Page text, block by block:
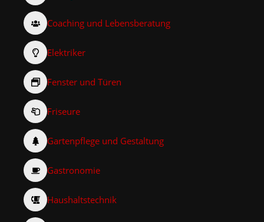
Coaching und Lebensberatung
Elektriker
Fenster und Türen
Friseure
Gartenpflege und Gestaltung
Gastronomie
Haushaltstechnik